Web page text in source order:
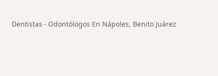
Dentistas - Odontólogos En Nápoles, Benito Juárez